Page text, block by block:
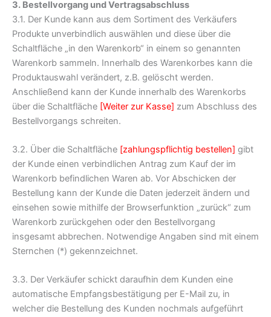
3. Bestellvorgang und Vertragsabschluss
3.1. Der Kunde kann aus dem Sortiment des Verkäufers
Produkte unverbindlich auswählen und diese über die
Schaltfläche „in den Warenkorb“ in einem so genannten
Warenkorb sammeln. Innerhalb des Warenkorbes kann die
Produktauswahl verändert, z.B. gelöscht werden.
Anschließend kann der Kunde innerhalb des Warenkorbs
über die Schaltfläche [Weiter zur Kasse] zum Abschluss des
Bestellvorgangs schreiten.
3.2. Über die Schaltfläche [zahlungspflichtig bestellen] gibt
der Kunde einen verbindlichen Antrag zum Kauf der im
Warenkorb befindlichen Waren ab. Vor Abschicken der
Bestellung kann der Kunde die Daten jederzeit ändern und
einsehen sowie mithilfe der Browserfunktion „zurück“ zum
Warenkorb zurückgehen oder den Bestellvorgang
insgesamt abbrechen. Notwendige Angaben sind mit einem
Sternchen (*) gekennzeichnet.
3.3. Der Verkäufer schickt daraufhin dem Kunden eine
automatische Empfangsbestätigung per E-Mail zu, in
welcher die Bestellung des Kunden nochmals aufgeführt